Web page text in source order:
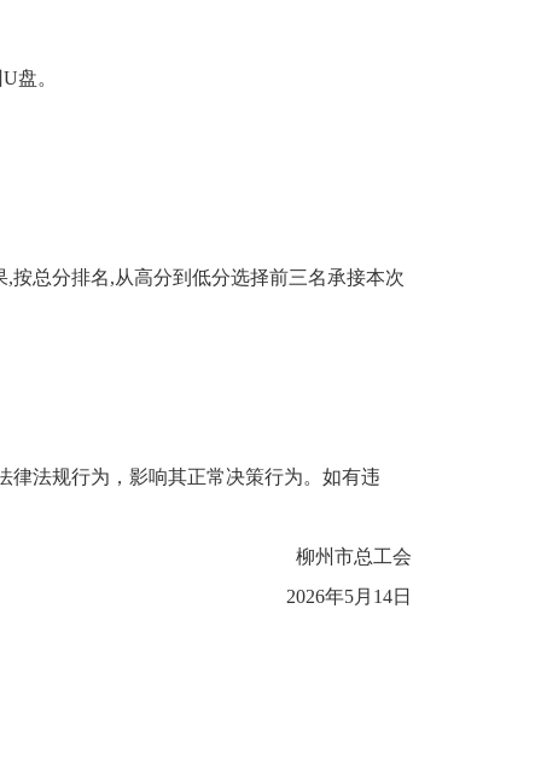
U盘。
按总分排名,从高分到低分选择前三名承接本次
律法规行为，影响其正常决策行为。如有违
柳州市总工会
2026年5月14日